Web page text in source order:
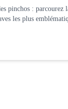
pinchos : parcourez
les plus